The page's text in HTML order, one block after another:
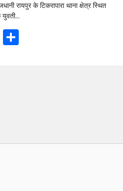
रायपुर के टिकरापारा थाना क्षेत्र स्थित
युवती…
Share